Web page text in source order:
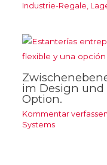
Industrie-Regale
im Design
Option.
Kommentar verfassen
Systems